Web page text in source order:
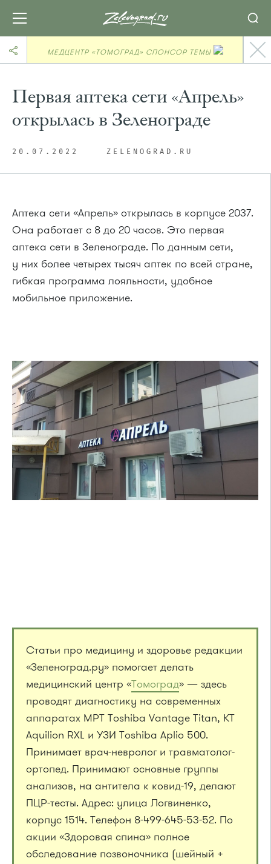
МЕДЦЕНТР «ТОМОГРАД» СПОНСОР ТЕМЫ
Первая аптека сети «Апрель»
открылась в Зеленограде
20.07.2022 ZELENOGRAD.RU
Аптека сети «Апрель» открылась в корпусе 2037.
Она работает с 8 до 20 часов. Это первая
аптека сети в Зеленограде. По данным сети,
у них более четырех тысяч аптек по всей стране,
гибкая программа лояльности, удобное
мобильное приложение.
Статьи про медицину и здоровье редакции
«Зеленоград.ру» помогает делать
медицинский центр «Томоград» — здесь
проводят диагностику на современных
аппаратах МРТ Toshiba Vantage Titan, КТ
Aquilion RXL и УЗИ Toshiba Aplio 500.
Принимает врач-невролог и травматолог-
ортопед. Принимают основные группы
анализов, на антитела к ковид-19, делают
ПЦР-тесты. Адрес: улица Логвиненко,
корпус 1514. Телефон 8-499-645-53-52. По
акции «Здоровая спина» полное
обследование позвоночника (шейный +